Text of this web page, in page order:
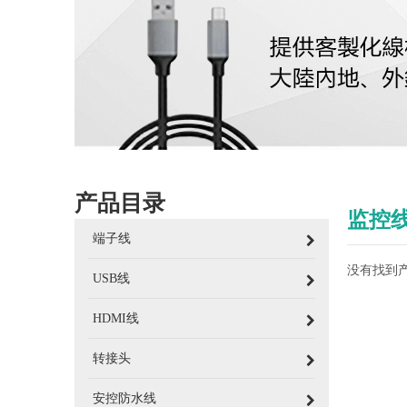
产品目录
端子线
USB线
HDMI线
转接头
安控防水线
监控
没有找到